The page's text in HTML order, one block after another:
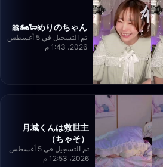
めりのちゃん🐑🏍️🎀
تم التسجيل في 5 أغسطس
2026، 1:43 م
月城くんは救世主
（ちゃそ）
تم التسجيل في 5 أغسطس
2026، 12:53 م